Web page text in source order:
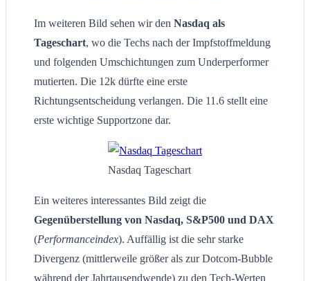
Im weiteren Bild sehen wir den Nasdaq als
Tageschart, wo die Techs nach der Impfstoffmeldung
und folgenden Umschichtungen zum Underperformer
mutierten. Die 12k dürfte eine erste
Richtungsentscheidung verlangen. Die 11.6 stellt eine
erste wichtige Supportzone dar.
Nasdaq Tageschart
Ein weiteres interessantes Bild zeigt die
Gegenüberstellung von Nasdaq, S&P500 und DAX
(Performanceindex). Auffällig ist die sehr starke
Divergenz (mittlerweile größer als zur Dotcom-Bubble
während der Jahrtausendwende) zu den Tech-Werten